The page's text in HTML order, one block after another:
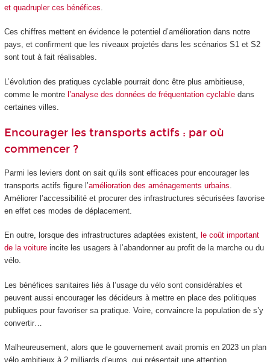
et quadrupler ces bénéfices
Ces chiffres mettent en évidence le potentiel d’amélioration dans notre
pays, et confirment que les niveaux projetés dans les scénarios S1 et S2
sont tout à fait réalisables.
L’évolution des pratiques cyclable pourrait donc être plus ambitieuse,
comme le montre l’analyse des données de fréquentation cyclabledans
certaines villes.
Encourager les transports actifs : par où
commencer ?
Parmi les leviers dont on sait qu’ils sont efficaces pour encourager les
transports actifs figure l’amélioration des aménagements urbains
Améliorer l’accessibilité et procurer des infrastructures sécurisées favorise
en effet ces modes de déplacement.
En outre, lorsque des infrastructures adaptées existent, le coût important
de la voitureincite les usagers à l’abandonner au profit de la marche ou du
vélo.
Les bénéfices sanitaires liés à l’usage du vélo sont considérables et
peuvent aussi encourager les décideurs à mettre en place des politiques
publiques pour favoriser sa pratique. Voire, convaincre la population de s’y
convertir…
Malheureusement, alors que le gouvernement avait promis en 2023 un plan
vélo ambitieux à 2 milliards d’euros, qui présentait une attention